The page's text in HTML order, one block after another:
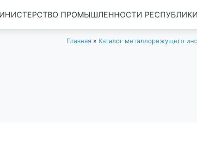
ПРОМЫШЛЕННОСТИ
Главная» Каталог металлорежущего